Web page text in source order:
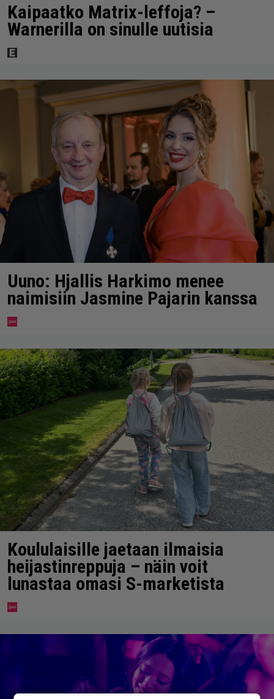
Kaipaatko Matrix-leffoja? –
Warnerilla on sinulle uutisia
Uuno: Hjallis Harkimo menee
naimisiin Jasmine Pajarin kanssa
Koululaisille jaetaan ilmaisia
heijastinreppuja – näin voit
lunastaa omasi S-marketista